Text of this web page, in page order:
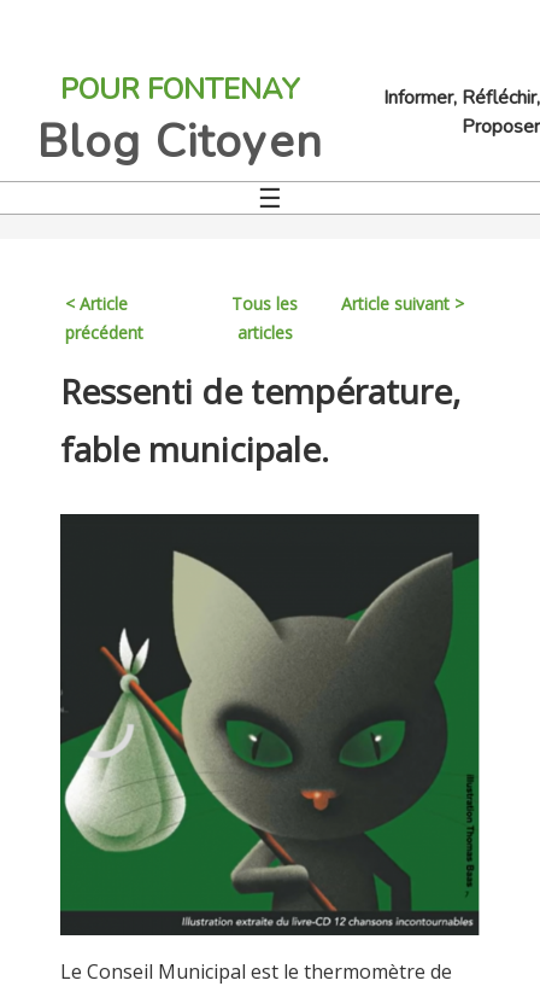
navigationPOUR FONTENAY
Blog Citoyen
Informer, Réfléchir,
Proposer
☰
< Article
précédent
Tous les
articles
Article suivant >
Back
to
top
Ressenti de température,
fable municipale.
Le Conseil Municipal est le thermomètre de